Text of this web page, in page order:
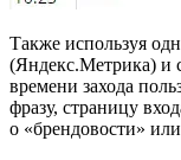
Также используя
(Яндекс.Метрика) и
времени захода
фразу, страницу
о «брендовости»